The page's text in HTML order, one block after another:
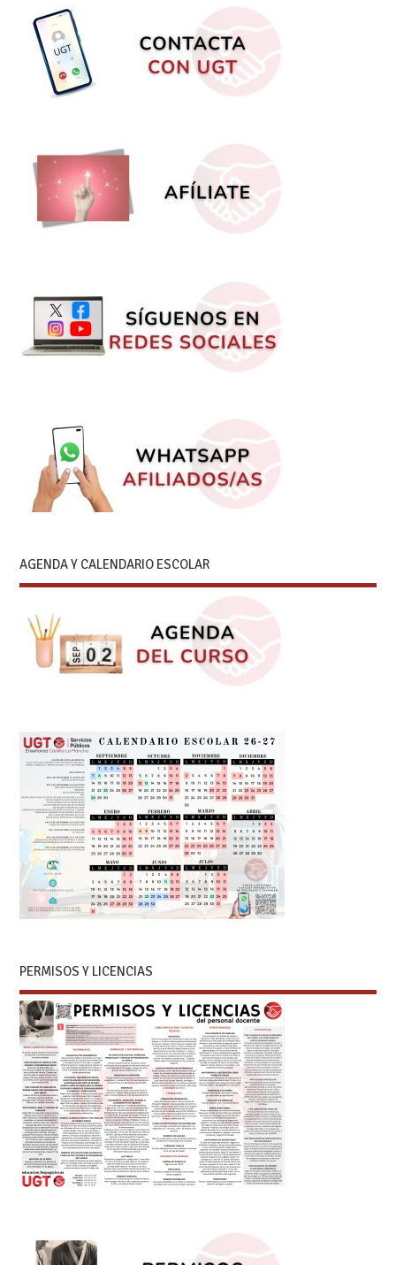
AGENDA Y CALENDARIO ESCOLAR
PERMISOS Y LICENCIAS